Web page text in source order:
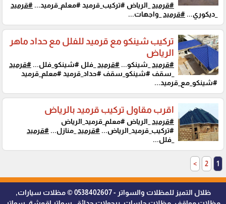
#قرميد _الرياض #تركيب_قرميد #معلم_قرميد... #قرميد
_ديكوري... #قرميد _واجهات...
تركيب شينكو مع قرميد للفلل مع حداد ماهر
الرياض
#قرميد _شينكو... #قرميد _فلل #شينكو_فلل... #قرميد
_سقف #شينكو_سقف #حداد_قرميد #معلم_قرميد
#شينكو_مع_قرميد...
اقرب مقاول تركيب قرميد بالرياض
#قرميد _الرياض #معلم_قرميد_الرياض
#تركيب_قرميد_الرياض... #قرميد _منازل... #قرميد
_فلل...
1
2
>
ظلال التميز للمظلات والسواتر - 0538402607 © مظلات سيارات,